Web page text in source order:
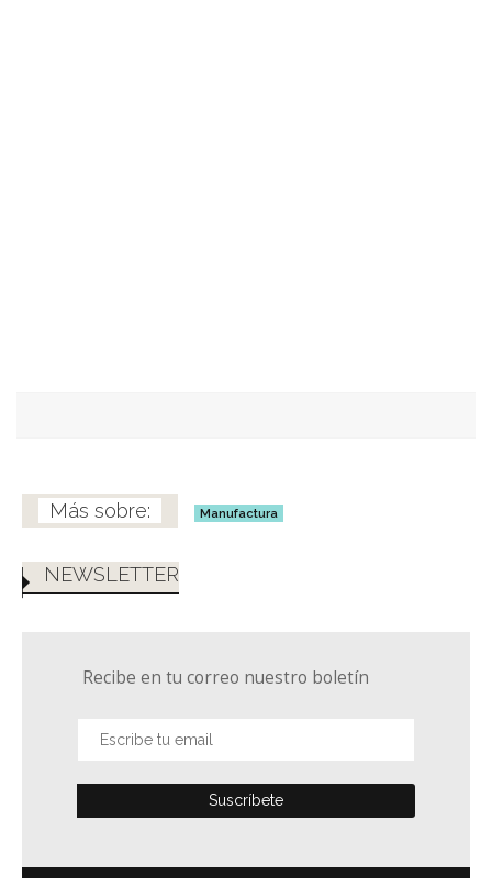
Manufactura
NEWSLETTER
Recibe en tu correo nuestro boletín